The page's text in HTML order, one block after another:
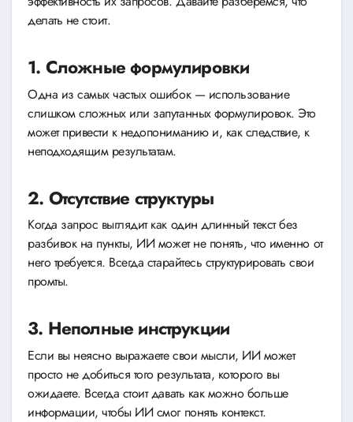
делать не стоит.
1. Сложные формулировки
Одна из самых частых ошибок — использование
слишком сложных или запутанных формулировок. Это
может привести к недопониманию и, как следствие, к
неподходящим результатам.
2. Отсутствие структуры
Когда запрос выглядит как один длинный текст без
разбивок на пункты, ИИ может не понять, что именно от
него требуется. Всегда старайтесь структурировать свои
промты.
3. Неполные инструкции
Если вы неясно выражаете свои мысли, ИИ может
просто не добиться того результата, которого вы
ожидаете. Всегда стоит давать как можно больше
информации, чтобы ИИ смог понять контекст.